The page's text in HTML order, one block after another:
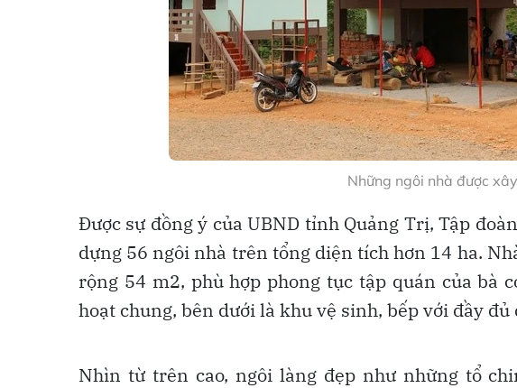
Những ngôi nhà được
Được sự đồng ý của UBND tỉnh Quảng Trị, Tập
dựng 56 ngôi nhà trên tổng diện tích hơn 14 ha.
rộng 54 m2, phù hợp phong tục tập quán của bà
hoạt chung, bên dưới là khu vệ sinh, bếp với đầy đủ
Nhìn từ trên cao, ngôi làng đẹp như những tổ